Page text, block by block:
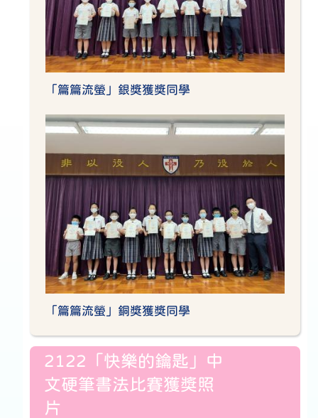
「篇篇流螢」銀獎獲獎同學
「篇篇流螢」銅獎獲獎同學
2122「快樂的鑰匙」中
文硬筆書法比賽獲獎照
片